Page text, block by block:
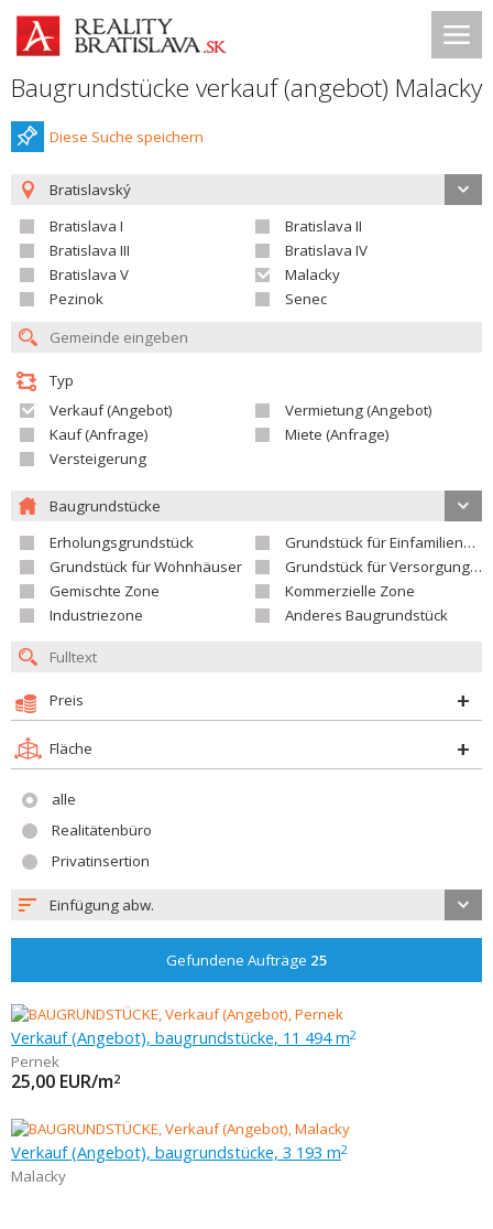
Baugrundstücke verkauf (angebot) Malacky
Diese Suche speichern
Bratislavský
Bratislava I
Bratislava II
Bratislava III
Bratislava IV
Bratislava V
Malacky
Pezinok
Senec
Typ
Verkauf (Angebot)
Vermietung (Angebot)
Kauf (Anfrage)
Miete (Anfrage)
Versteigerung
Baugrundstücke
Erholungsgrundstück
Grundstück für Einfamilienhäuser
Grundstück für Wohnhäuser
Grundstück für Versorgungseinrichtungen
Gemischte Zone
Kommerzielle Zone
Industriezone
Anderes Baugrundstück
Preis
Fläche
alle
Realitätenbüro
Privatinsertion
Einfügung abw.
Gefundene Aufträge 25
Verkauf (Angebot), baugrundstücke, 11 494 m2
Pernek
25,00 EUR/m2
Verkauf (Angebot), baugrundstücke, 3 193 m2
Malacky